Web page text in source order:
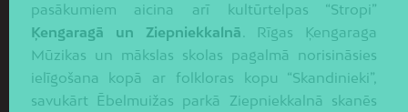
pasākumiem aicina arī kultūrtelpas “Stropi”
Ķengaragā un Ziepniekkalnā. Rīgas Ķengaraga
Mūzikas un mākslas skolas pagalmā norisināsies
ielīgošana kopā ar folkloras kopu “Skandinieki”,
savukārt Ēbelmuižas parkā Ziepniekkalnā skanēs